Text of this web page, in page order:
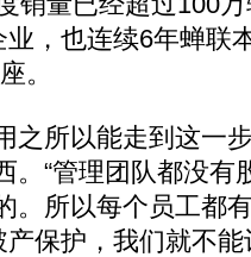
，也连续6年蝉联
。
所以能走到这一
。“管理团队都没有
。所以每个员工都
产保护，我们就不